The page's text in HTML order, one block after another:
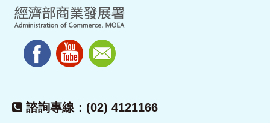
諮詢專線：(02) 4121166